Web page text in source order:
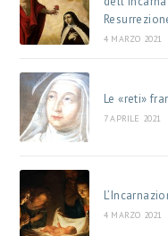
4 MARZO 2021
Le «reti»
7 APRILE 2021
4 MARZO 2021